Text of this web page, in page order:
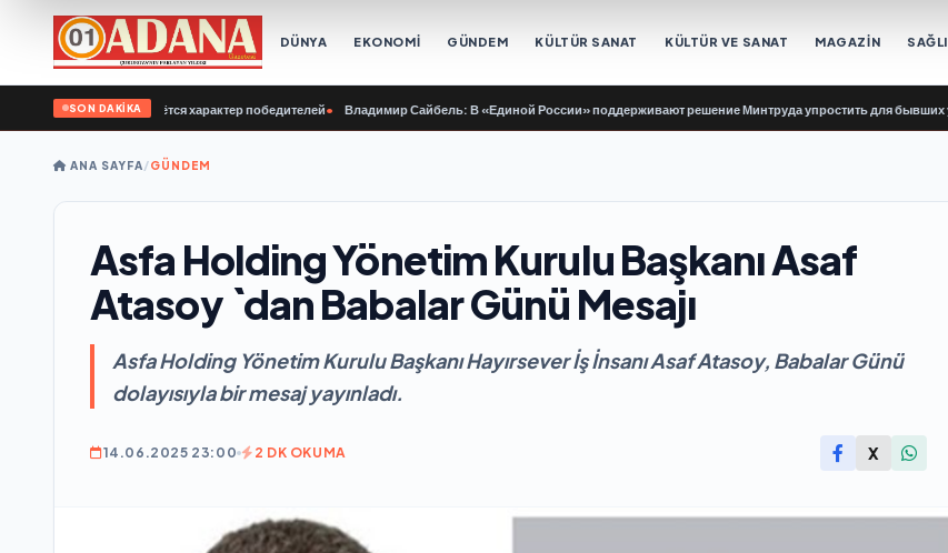
DÜNYA EKONOMİ GÜNDEM KÜLTÜR SANAT KÜLTÜR VE SANAT MAGAZİN
SON DAKİKA
молодёжи куётся характер победителей• Владимир Сайбель: В «Единой России» поддерживают решение Минтруда упростить для бывших
ANA SAYFA/GÜNDEM
Asfa Holding Yönetim Kurulu Başkanı Asaf
Atasoy `dan Babalar Günü Mesajı
Asfa Holding Yönetim Kurulu Başkanı Hayırsever İş İnsanı Asaf Atasoy, Babalar Günü
dolayısıyla bir mesaj yayınladı.
14.06.2025 23:00 2 DK OKUMA X